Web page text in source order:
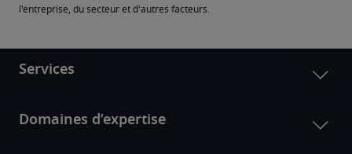
l'entreprise, du secteur et d'autres facteurs.